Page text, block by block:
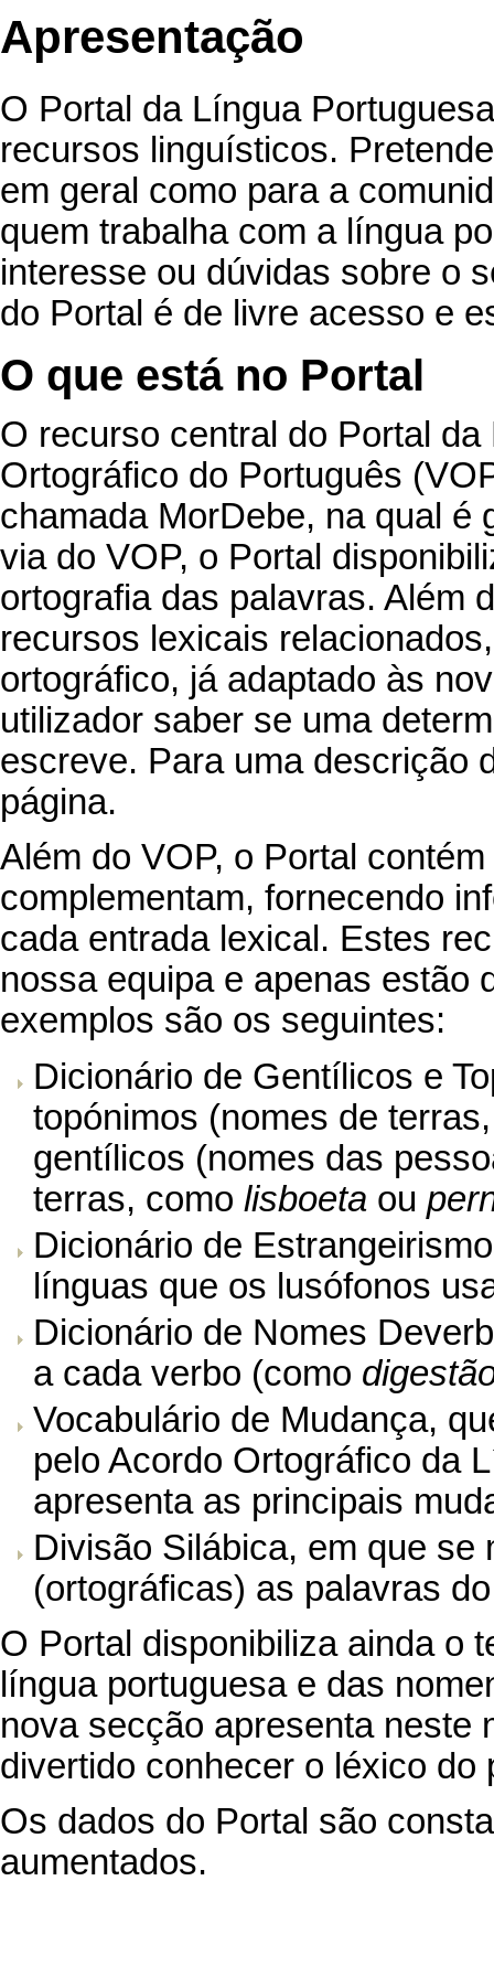
Apresentação
O Portal da Língua
recursos linguísticos.
em geral como para a
quem trabalha com a língua
interesse ou dúvidas sobre o
do Portal é de livre acesso e
O que está no Portal
O recurso central do Portal
Ortográfico do Português
chamada MorDebe, na qual é
via do VOP, o Portal
ortografia das palavras. Além
recursos lexicais
ortográfico, já adaptado às
utilizador saber se uma
escreve. Para uma descrição
página.
Além do VOP, o Portal
complementam, fornecendo
cada entrada lexical. Estes
nossa equipa e apenas estão
exemplos são os seguintes:
Dicionário de Gentílicos e
topónimos (nomes de
gentílicos (nomes das
terras, como lisboeta ou
Dicionário de
línguas que os lusófonos
Dicionário de Nomes
a cada verbo (como
Vocabulário de Mudança,
pelo Acordo Ortográfico da
apresenta as principais
Divisão Silábica, em que se
(ortográficas) as palavras
O Portal disponibiliza ainda o
língua portuguesa e das
nova secção apresenta neste
divertido conhecer o léxico do
Os dados do Portal são
aumentados.